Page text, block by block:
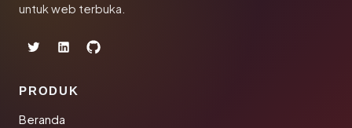
untuk web terbuka.
PRODUK
Beranda